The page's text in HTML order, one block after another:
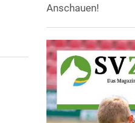
Anschauen!